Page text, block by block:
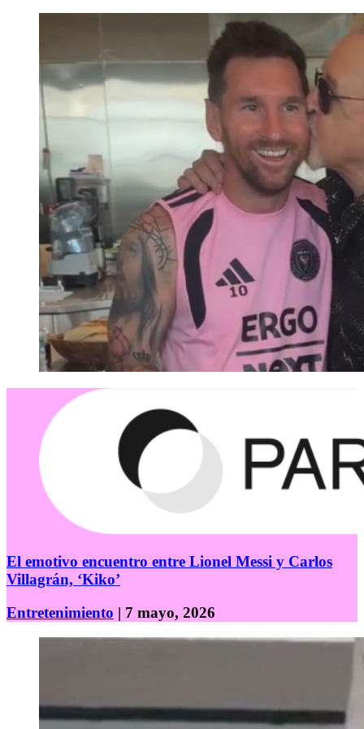
El emotivo encuentro entre Lionel Messi y Carlos
Villagrán, ‘Kiko’
Entretenimiento | 7 mayo, 2026